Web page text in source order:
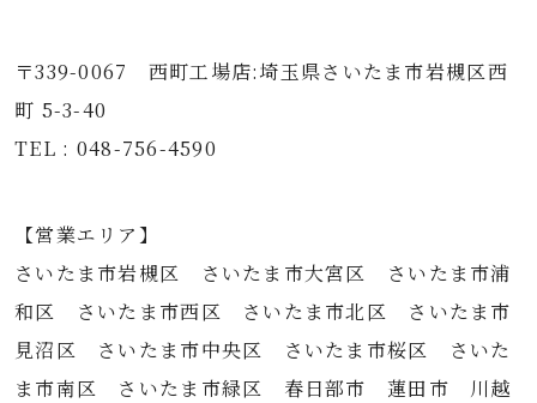
〒339-0067 西町工場店:埼玉県さいたま市岩槻区西
町 5-3-40
TEL : 048-756-4590
【営業エリア】
さいたま市岩槻区 さいたま市大宮区 さいたま市浦
和区 さいたま市西区 さいたま市北区 さいたま市
見沼区 さいたま市中央区 さいたま市桜区 さいた
ま市南区 さいたま市緑区 春日部市 蓮田市 川越